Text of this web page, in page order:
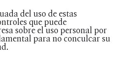
del uso de estas
que puede
sobre el uso personal por
para no conculcar su